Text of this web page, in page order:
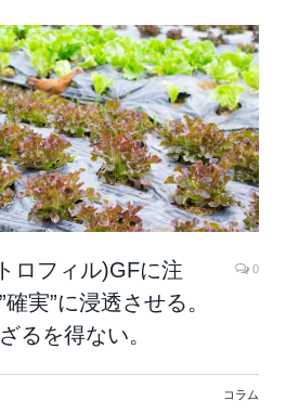
ロフィル)GFに注
実”に浸透させる。
るを得ない。
0
コラム